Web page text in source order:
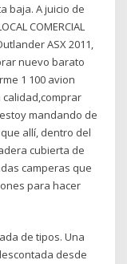
baja. A juicio de
COMERCIAL
ASX 2011,
nuevo barato
1 100 avion
mandando de
allí, dentro del
cubierta de
camperas que
para hacer
de tipos. Una
desde